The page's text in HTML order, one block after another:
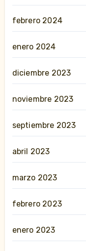
febrero 2024
enero 2024
diciembre 2023
noviembre 2023
septiembre 2023
abril 2023
marzo 2023
febrero 2023
enero 2023